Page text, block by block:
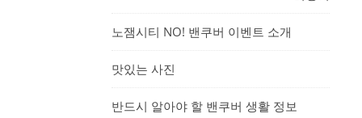
노잼시티 NO! 밴쿠버 이벤트 소개
맛있는 사진
반드시 알아야 할 밴쿠버 생활 정보